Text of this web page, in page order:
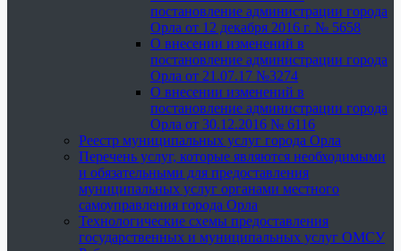
постановление администрации города
Орла от 12 декабря 2016 г. № 5658
О внесении изменений в
постановление администрации города
Орла от 21.07.17 №3274
О внесении изменений в
постановление администрации города
Орла от 30.12.2016 № 6116
Реестр муниципальных услуг города Орла
Перечень услуг, которые являются необходимыми
и обязательными для предоставления
муниципальных услуг органами местного
самоуправления города Орла
Технологические схемы предоставления
государственных и муниципальных услуг ОМСУ